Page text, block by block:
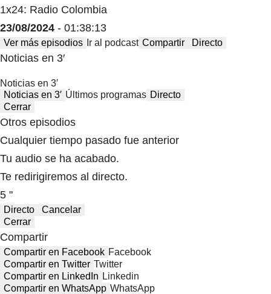
1x24: Radio Colombia
23/08/2024 - 01:38:13
Ver más episodios Ir al podcast Compartir Directo
Noticias en 3′
Noticias en 3′
Noticias en 3′ Últimos programas Directo
Cerrar
Otros episodios
Cualquier tiempo pasado fue anterior
Tu audio se ha acabado.
Te redirigiremos al directo.
5 "
Directo
Cancelar
Cerrar
Compartir
Compartir en Facebook Facebook
Compartir en Twitter Twitter
Compartir en LinkedIn Linkedin
Compartir en WhatsApp WhatsApp